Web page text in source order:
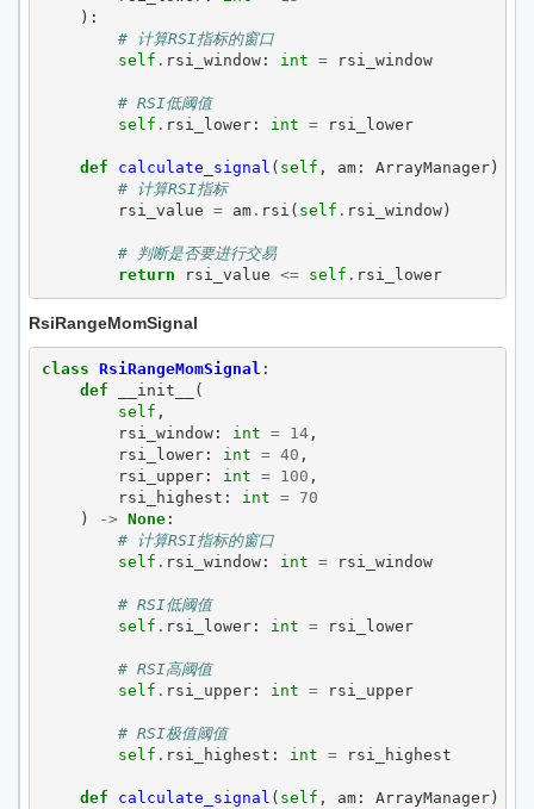
):
# 计算RSI指标的窗口
self . rsi_window: int = rsi_window
# RSI低阈值
self . rsi_lower: int = rsi_lower
def calculate_signal ( self , am: ArrayManager)
# 计算RSI指标
rsi_value = am. rsi ( self . rsi_window)
# 判断是否要进行交易
return
rsi_value <= self . rsi_lower
RsiRangeMomSignal
class RsiRangeMomSignal :
def
__init__
(
self ,
rsi_window: int = 14,
rsi_lower: int = 40 ,
rsi_upper: int = 100 ,
rsi_highest : int =
70
)
-> None:
# 计算RSI指标的窗口
self . rsi_window: int = rsi_window
# RSI低阈值
self . rsi_lower: int = rsi_lower
# RSI高阈值
self . rsi_upper: int = rsi_upper
# RSI极值阈值
self . rsi_highest : int = rsi_highest
def calculate_signal ( self , am: ArrayManager)